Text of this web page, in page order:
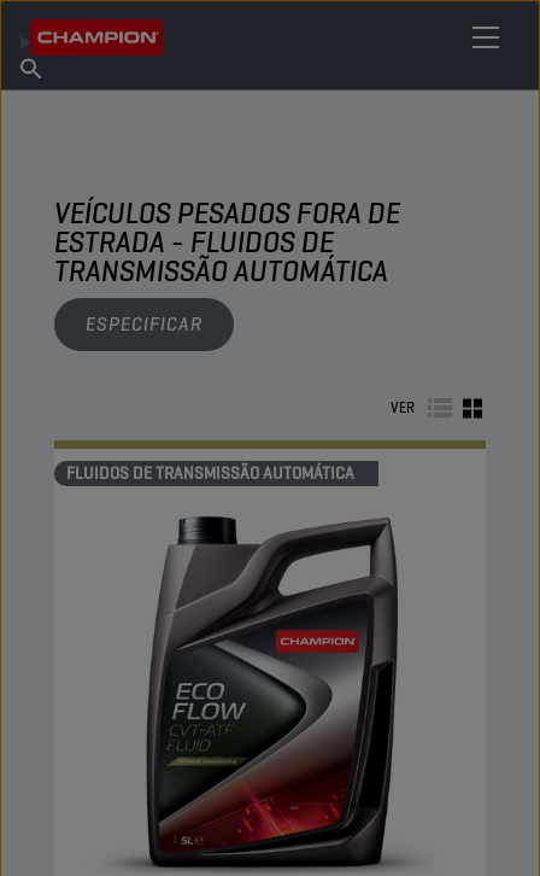
Sobre a Champion
Encontrar ponto de venda
VEÍCULOS PESADOS FORA DE
ESTRADA - FLUIDOS DE
TRANSMISSÃO AUTOMÁTICA
ESPECIFICAR
VER
FLUIDOS DE TRANSMISSÃO AUTOMÁTICA